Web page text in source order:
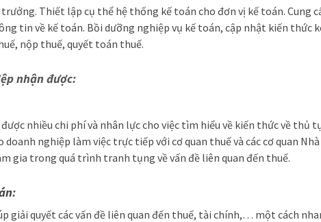
Thiết lập cụ thể hệ thống kế toán cho đơn vị kế toán. Cung
tin về kế toán. Bồi dưỡng nghiệp vụ kế toán, cập nhật kiến thức
nộp thuế, quyết toán thuế.
nhận được:
nhiều chi phí và nhân lực cho việc tìm hiểu về kiến thức về thủ
nghiệp làm việc trực tiếp với cơ quan thuế và các cơ quan
gia trong quá trình tranh tụng về vấn đề liên quan đến thuế.
:
giải quyết các vấn đề liên quan đến thuế, tài chính,… một cách